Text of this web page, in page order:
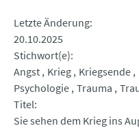
Letzte Änderung
20.10.2025
Stichwort(e)
Angst Krieg Kriegsende
Psychologie Trauma
Titel
Sie sehen dem Krieg ins